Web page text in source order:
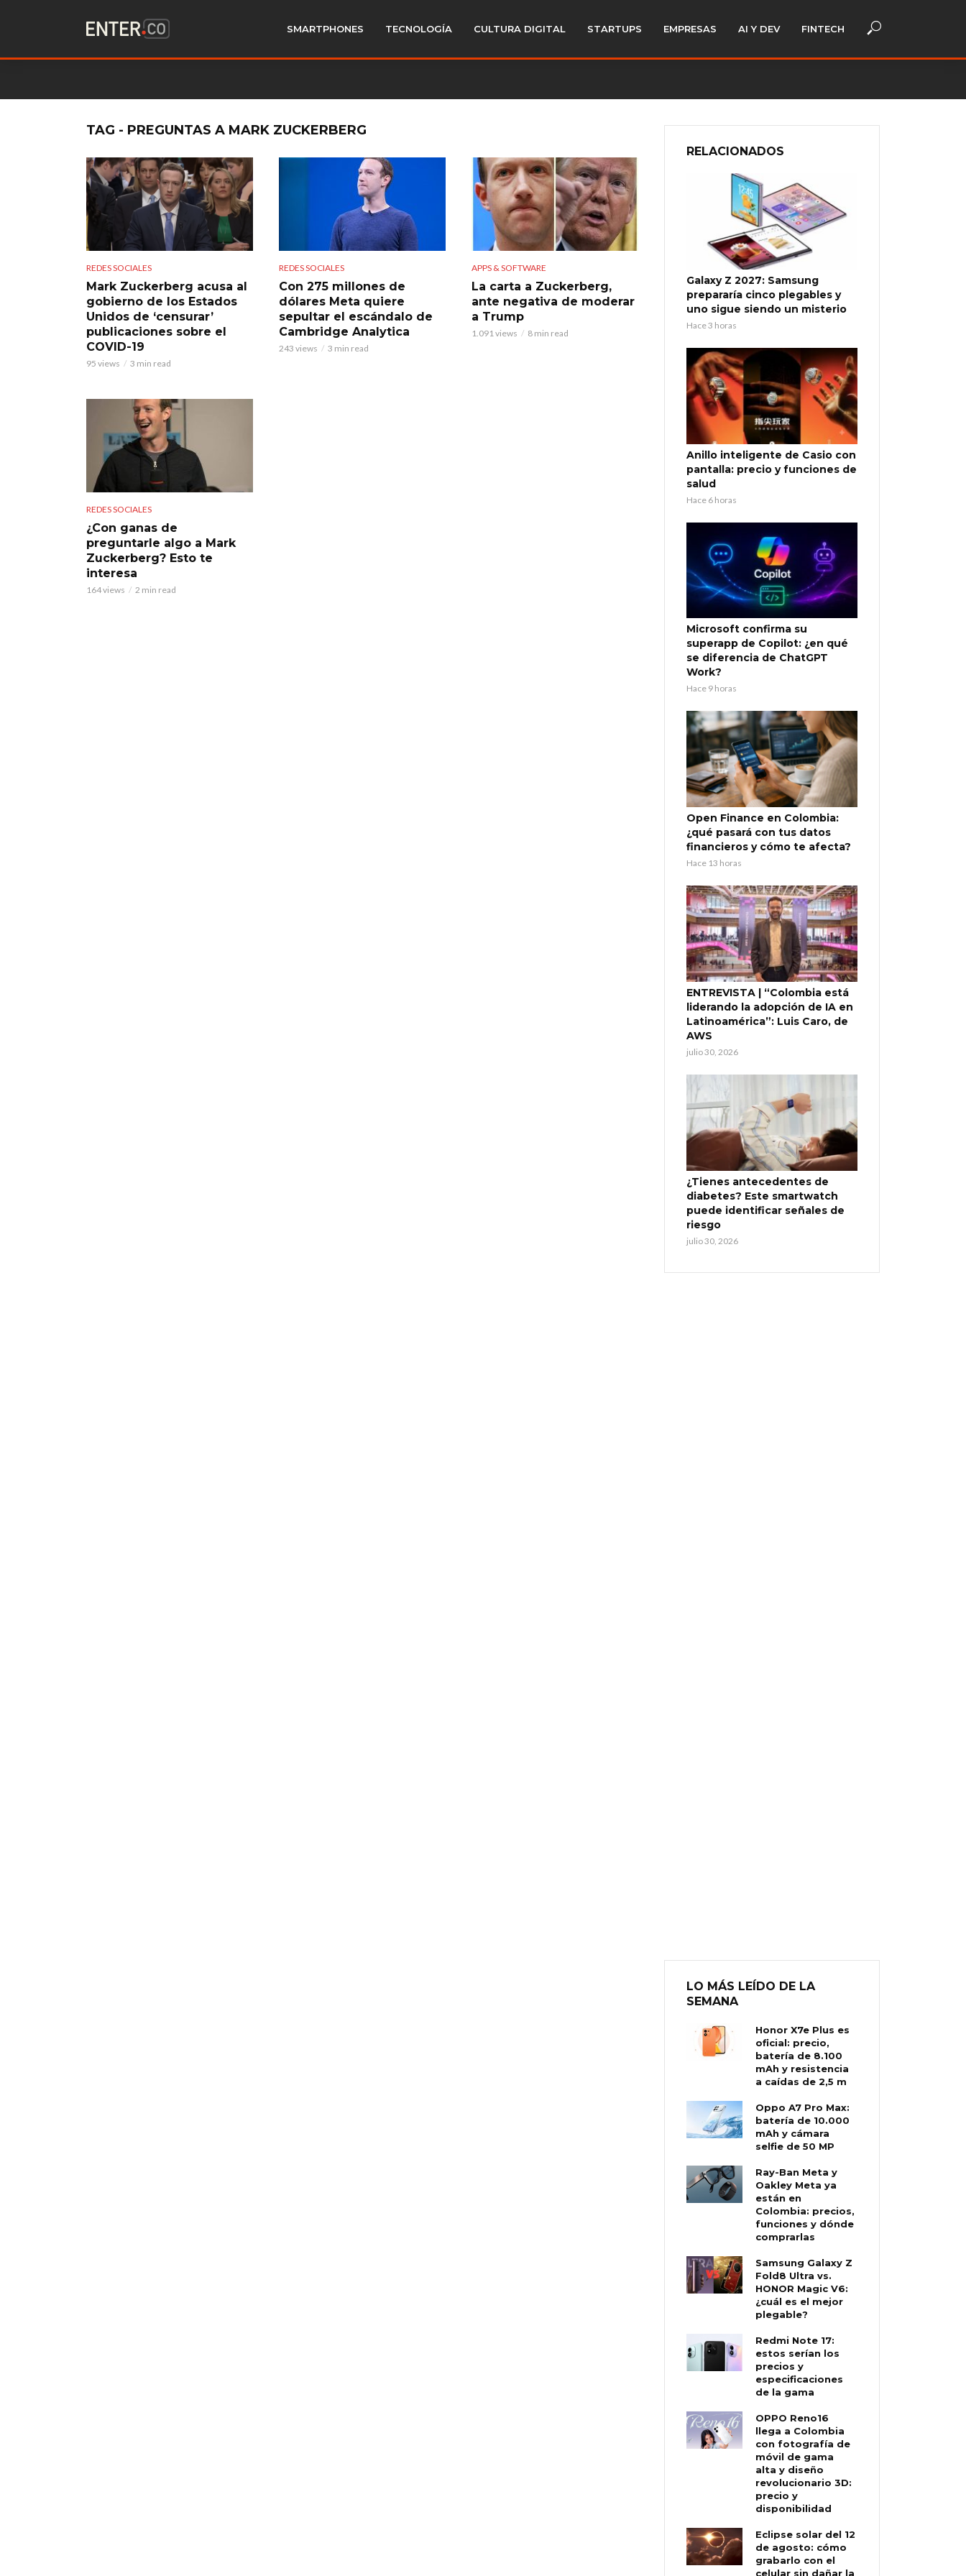
SMARTPHONES TECNOLOGÍA CULTURA DIGITAL STARTUPS EMPRESAS AI Y DEV FINTECH
TAG - PREGUNTAS A MARK ZUCKERBERG
REDES SOCIALES
Mark Zuckerberg acusa al
gobierno de los Estados
Unidos de ‘censurar’
publicaciones sobre el
COVID-19
95 views 3 min read
REDES SOCIALES
Con 275 millones de
dólares Meta quiere
sepultar el escándalo de
Cambridge Analytica
243 views 3 min read
APPS & SOFTWARE
La carta a Zuckerberg,
ante negativa de moderar
a Trump
1.091 views 8 min read
REDES SOCIALES
¿Con ganas de
preguntarle algo a Mark
Zuckerberg? Esto te
interesa
164 views 2 min read
RELACIONADOS
Galaxy Z 2027: Samsung
prepararía cinco plegables y
uno sigue siendo un misterio
Hace 3 horas
Anillo inteligente de Casio con
pantalla: precio y funciones de
salud
Hace 6 horas
Microsoft confirma su
superapp de Copilot: ¿en qué
se diferencia de ChatGPT
Work?
Hace 9 horas
Open Finance en Colombia:
¿qué pasará con tus datos
financieros y cómo te afecta?
Hace 13 horas
ENTREVISTA | “Colombia está
liderando la adopción de IA en
Latinoamérica”: Luis Caro, de
AWS
julio 30, 2026
¿Tienes antecedentes de
diabetes? Este smartwatch
puede identificar señales de
riesgo
julio 30, 2026
LO MÁS LEÍDO DE LA
SEMANA
Honor X7e Plus es
oficial: precio,
batería de 8.100
mAh y resistencia
a caídas de 2,5 m
Oppo A7 Pro Max:
batería de 10.000
mAh y cámara
selfie de 50 MP
Ray-Ban Meta y
Oakley Meta ya
están en
Colombia: precios,
funciones y dónde
comprarlas
Samsung Galaxy Z
Fold8 Ultra vs.
HONOR Magic V6:
¿cuál es el mejor
plegable?
Redmi Note 17:
estos serían los
precios y
especificaciones
de la gama
OPPO Reno16
llega a Colombia
con fotografía de
móvil de gama
alta y diseño
revolucionario 3D:
precio y
disponibilidad
Eclipse solar del 12
de agosto: cómo
grabarlo con el
celular sin dañar la